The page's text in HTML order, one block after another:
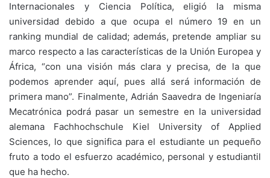
Internacionales y Ciencia Política, eligió la misma
universidad debido a que ocupa el número 19 en un
ranking mundial de calidad; además, pretende ampliar su
marco respecto a las características de la Unión Europea y
África, “con una visión más clara y precisa, de la que
podemos aprender aquí, pues allá será información de
primera mano”. Finalmente, Adrián Saavedra de Ingeniaría
Mecatrónica podrá pasar un semestre en la universidad
alemana Fachhochschule Kiel University of Applied
Sciences, lo que significa para el estudiante un pequeño
fruto a todo el esfuerzo académico, personal y estudiantil
que ha hecho.